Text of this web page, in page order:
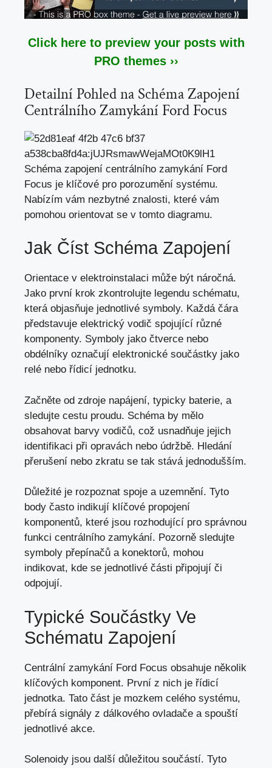
Click here to preview your posts with
PRO themes ››
Detailní Pohled na Schéma Zapojení
Centrálního Zamykání Ford Focus
Schéma zapojení centrálního zamykání Ford
Focus je klíčové pro porozumění systému.
Nabízím vám nezbytné znalosti, které vám
pomohou orientovat se v tomto diagramu.
Jak Číst Schéma Zapojení
Orientace v elektroinstalaci může být náročná.
Jako první krok zkontrolujte legendu schématu,
která objasňuje jednotlivé symboly. Každá čára
představuje elektrický vodič spojující různé
komponenty. Symboly jako čtverce nebo
obdélníky označují elektronické součástky jako
relé nebo řídicí jednotku.
Začněte od zdroje napájení, typicky baterie, a
sledujte cestu proudu. Schéma by mělo
obsahovat barvy vodičů, což usnadňuje jejich
identifikaci při opravách nebo údržbě. Hledání
přerušení nebo zkratu se tak stává jednodušším.
Důležité je rozpoznat spoje a uzemnění. Tyto
body často indikují klíčové propojení
komponentů, které jsou rozhodující pro správnou
funkci centrálního zamykání. Pozorně sledujte
symboly přepínačů a konektorů, mohou
indikovat, kde se jednotlivé části připojují či
odpojují.
Typické Součástky Ve
Schématu Zapojení
Centrální zamykání Ford Focus obsahuje několik
klíčových komponent. První z nich je řídicí
jednotka. Tato část je mozkem celého systému,
přebírá signály z dálkového ovladače a spouští
jednotlivé akce.
Solenoidy jsou další důležitou součástí. Tyto